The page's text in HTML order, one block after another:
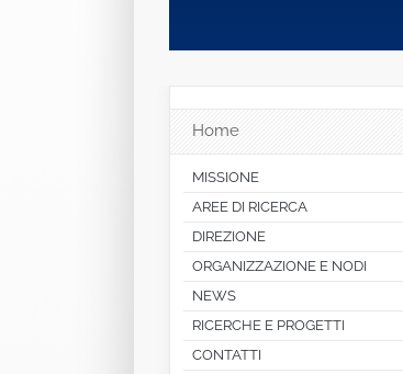
Home
MISSIONE
AREE DI RICERCA
DIREZIONE
ORGANIZZAZIONE E NODI
NEWS
RICERCHE E PROGETTI
CONTATTI